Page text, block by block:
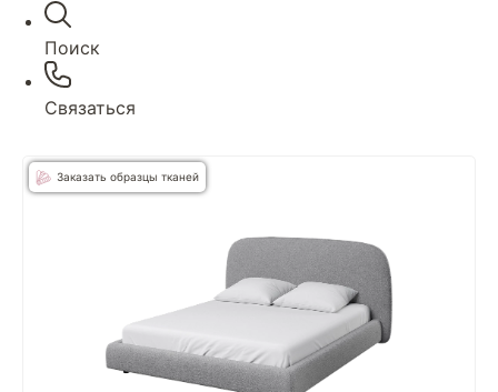
Поиск
Связаться
Заказать образцы тканей